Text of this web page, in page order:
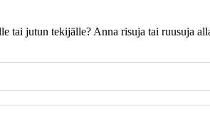
tai jutun tekijälle? Anna risuja tai ruusuja